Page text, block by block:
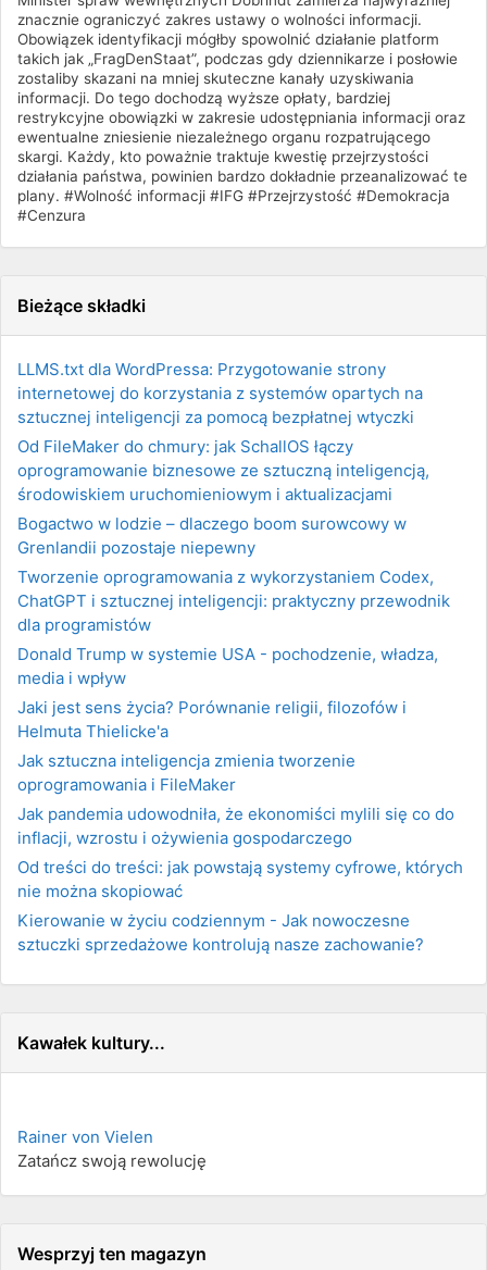
znacznie ograniczyć zakres ustawy o wolności informacji.
Obowiązek identyfikacji mógłby spowolnić działanie platform
takich jak „FragDenStaat”, podczas gdy dziennikarze i posłowie
zostaliby skazani na mniej skuteczne kanały uzyskiwania
informacji. Do tego dochodzą wyższe opłaty, bardziej
restrykcyjne obowiązki w zakresie udostępniania informacji oraz
ewentualne zniesienie niezależnego organu rozpatrującego
skargi. Każdy, kto poważnie traktuje kwestię przejrzystości
działania państwa, powinien bardzo dokładnie przeanalizować te
plany. #Wolność informacji #IFG #Przejrzystość #Demokracja
#Cenzura
Bieżące składki
LLMS.txt dla WordPressa: Przygotowanie strony
internetowej do korzystania z systemów opartych na
sztucznej inteligencji za pomocą bezpłatnej wtyczki
Od FileMaker do chmury: jak SchallOS łączy
oprogramowanie biznesowe ze sztuczną inteligencją,
środowiskiem uruchomieniowym i aktualizacjami
Bogactwo w lodzie – dlaczego boom surowcowy w
Grenlandii pozostaje niepewny
Tworzenie oprogramowania z wykorzystaniem Codex,
ChatGPT i sztucznej inteligencji: praktyczny przewodnik
dla programistów
Donald Trump w systemie USA - pochodzenie, władza,
media i wpływ
Jaki jest sens życia? Porównanie religii, filozofów i
Helmuta Thielicke'a
Jak sztuczna inteligencja zmienia tworzenie
oprogramowania i FileMaker
Jak pandemia udowodniła, że ekonomiści mylili się co do
inflacji, wzrostu i ożywienia gospodarczego
Od treści do treści: jak powstają systemy cyfrowe, których
nie można skopiować
Kierowanie w życiu codziennym - Jak nowoczesne
sztuczki sprzedażowe kontrolują nasze zachowanie?
Kawałek kultury...
Rainer von Vielen
Zatańcz swoją rewolucję
Wesprzyj ten magazyn